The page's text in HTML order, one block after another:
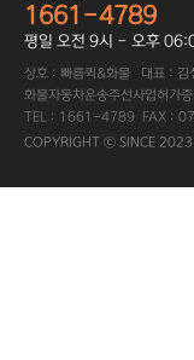
1661-4789
평일 오전 9시 - 오후
상호 : 빠름퀵&화물 대표 :
화물자동차운송주선사업허가
TEL : 1661-4789 FAX :
COPYRIGHT ⓒ SINCE 2023